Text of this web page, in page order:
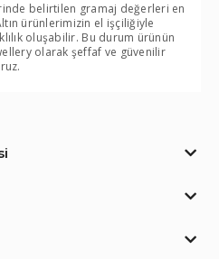
belirtilen gramaj değerleri en
ürünlerimizin el işçiliğiyle
oluşabilir. Bu durum ürünün
olarak şeffaf ve güvenilir